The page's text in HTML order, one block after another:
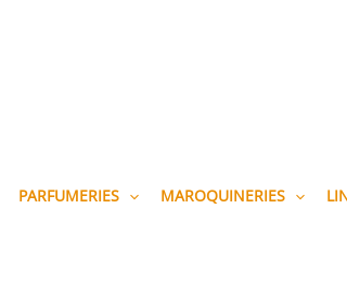
PARFUMERIES MAROQUINERIES